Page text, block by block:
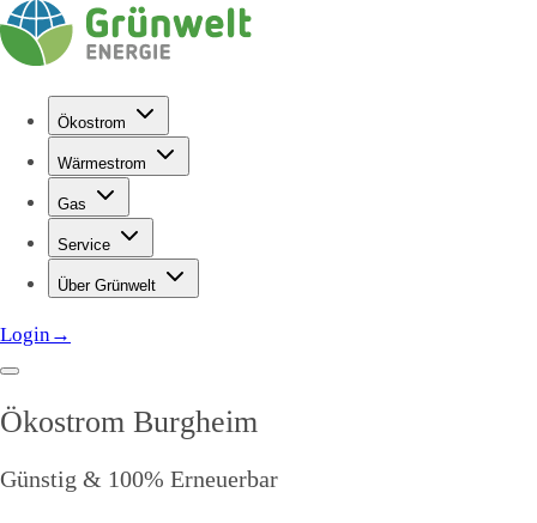
Ökostrom
Wärmestrom
Gas
Service
Über Grünwelt
Login→
Ökostrom Burgheim
Günstig & 100% Erneuerbar